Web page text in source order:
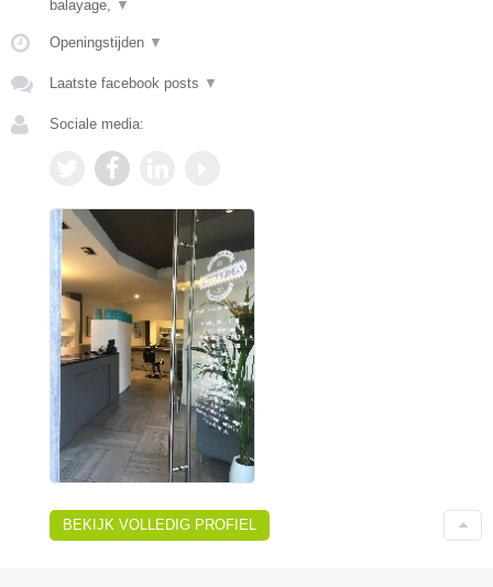
balayage, ▼
Openingstijden ▼
Laatste facebook posts ▼
Sociale media:
BEKIJK VOLLEDIG PROFIEL